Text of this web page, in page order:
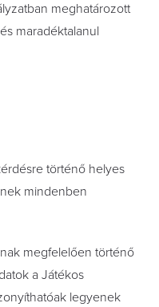
meghatározott
maradéktalanul
történő helyes
mindenben
megfelelően történő
a Játékos
legyenek